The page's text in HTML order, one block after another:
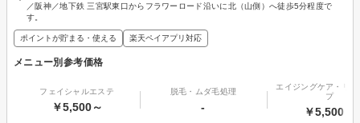
／阪神／地下鉄 三宮駅東口からフラワーロード沿いに北（山側）へ徒歩5分程度で
す。
ポイントが貯まる・使える 楽天ペイアプリ対応
メニュー別参考価格
フェイシャルエステ
￥5,500～
脱毛・ムダ毛処理
-
エイジングケア・リ
プ
￥5,500～